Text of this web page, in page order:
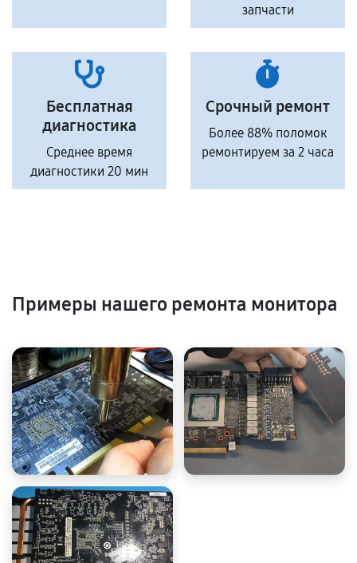
запчасти
Бесплатная
диагностика
Среднее время
диагностики 20 мин
Срочный ремонт
Более 88% поломок
ремонтируем за 2 часа
Примеры нашего ремонта монитора